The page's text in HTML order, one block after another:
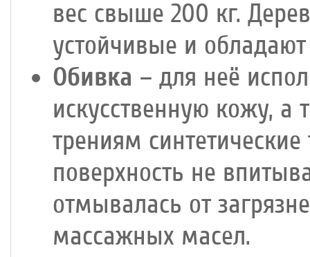
вес свыше 200 кг.
устойчивые и
Обивка – для неё
искусственную кожу,
трениям
поверхность не
отмывалась от
массажных масел.